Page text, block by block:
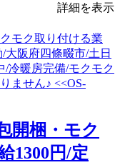
詳細を表示
開梱・モク
1300円/定